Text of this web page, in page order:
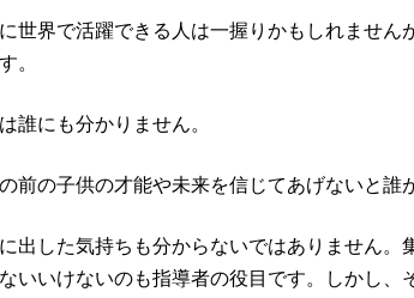
世界で活躍できる人は一握りかもしれません
。
誰にも分かりません。
前の子供の才能や未来を信じてあげないと誰
出した気持ちも分からないではありません。
いいけないのも指導者の役目です。しかし、